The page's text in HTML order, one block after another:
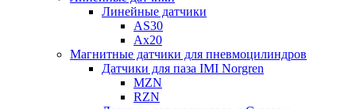
Линейные датчики
AS30
Ax20
Магнитные датчики для пневмоцилиндров
Датчики для паза IMI Norgren
MZN
RZN